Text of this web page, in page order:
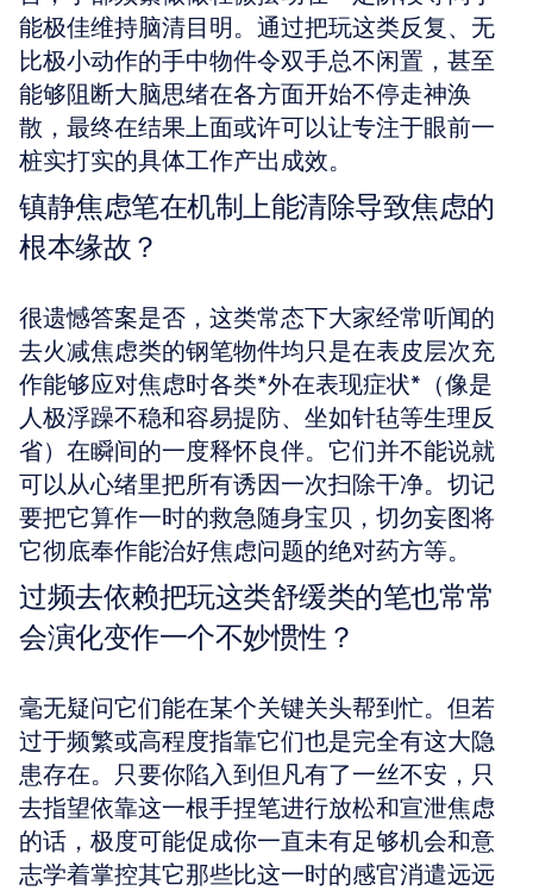
能极佳维持脑清目明。通过把玩这类反复、无
比极小动作的手中物件令双手总不闲置，甚至
能够阻断大脑思绪在各方面开始不停走神涣
散，最终在结果上面或许可以让专注于眼前一
桩实打实的具体工作产出成效。
镇静焦虑笔在机制上能清除导致焦虑的
根本缘故？
很遗憾答案是否，这类常态下大家经常听闻的
去火减焦虑类的钢笔物件均只是在表皮层次充
作能够应对焦虑时各类*外在表现症状*（像是
人极浮躁不稳和容易提防、坐如针毡等生理反
省）在瞬间的一度释怀良伴。它们并不能说就
可以从心绪里把所有诱因一次扫除干净。切记
要把它算作一时的救急随身宝贝，切勿妄图将
它彻底奉作能治好焦虑问题的绝对药方等。
过频去依赖把玩这类舒缓类的笔也常常
会演化变作一个不妙惯性？
毫无疑问它们能在某个关键关头帮到忙。但若
过于频繁或高程度指靠它们也是完全有这大隐
患存在。只要你陷入到但凡有了一丝不安，只
去指望依靠这一根手捏笔进行放松和宣泄焦虑
的话，极度可能促成你一直未有足够机会和意
志学着掌控其它那些比这一时的感官消遣远远